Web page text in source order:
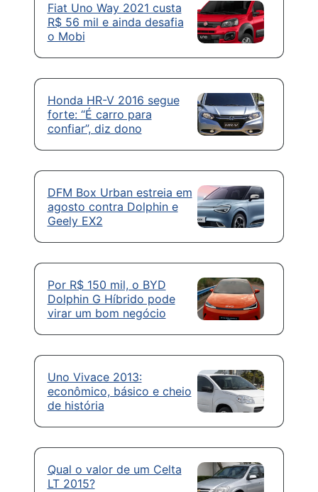
Fiat Uno Way 2021 custa
R$ 56 mil e ainda desafia
o Mobi
Honda HR-V 2016 segue
forte: “É carro para
confiar”, diz dono
DFM Box Urban estreia em
agosto contra Dolphin e
Geely EX2
Por R$ 150 mil, o BYD
Dolphin G Híbrido pode
virar um bom negócio
Uno Vivace 2013:
econômico, básico e cheio
de história
Qual o valor de um Celta
LT 2015?